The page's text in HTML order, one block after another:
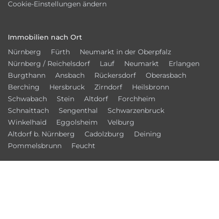
Cookie-Einstellungen ändern
Immobilien nach Ort
Nürnberg
Fürth
Neumarkt in der Oberpfalz
Nürnberg / Reichelsdorf
Lauf Neumarkt
Erlangen
Burgthann
Ansbach Rückersdorf
Oberasbach
Berching
Hersbruck Zirndorf
Heilsbronn
Schwabach
Stein Altdorf
Forchheim
Schnaittach
Sengenthal
Schwarzenbruck
Winkelhaid
Eggolsheim
Velburg
Altdorf b. Nürnberg
Cadolzburg
Deining
Pommelsbrunn
Feucht